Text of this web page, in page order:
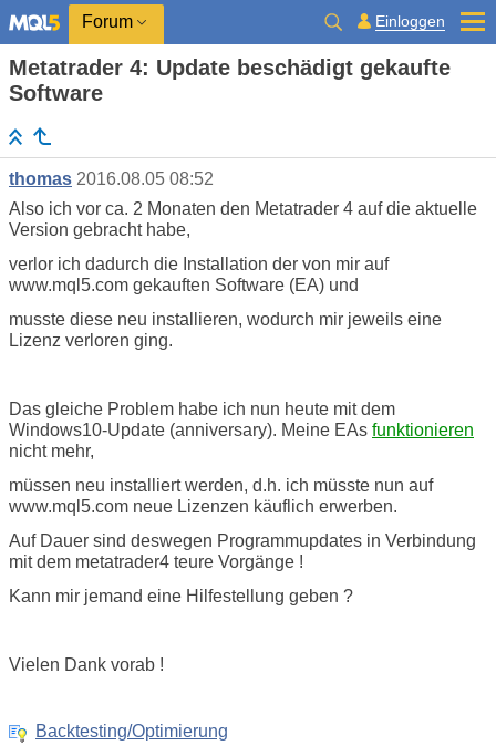
Forum Einloggen
Metatrader 4: Update beschädigt gekaufte
Software
thomas 2016.08.05 08:52
Also ich vor ca. 2 Monaten den Metatrader 4 auf die aktuelle
Version gebracht habe,
verlor ich dadurch die Installation der von mir auf
www.mql5.com gekauften Software (EA) und
musste diese neu installieren, wodurch mir jeweils eine
Lizenz verloren ging.
Das gleiche Problem habe ich nun heute mit dem
Windows10-Update (anniversary). Meine EAs funktionieren
nicht mehr,
müssen neu installiert werden, d.h. ich müsste nun auf
www.mql5.com neue Lizenzen käuflich erwerben.
Auf Dauer sind deswegen Programmupdates in Verbindung
mit dem metatrader4 teure Vorgänge !
Kann mir jemand eine Hilfestellung geben ?
Vielen Dank vorab !
Backtesting/Optimierung